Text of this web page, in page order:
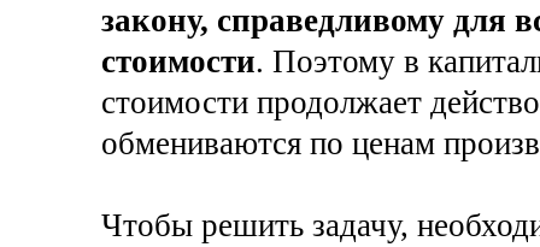
закону, справедливому для
стоимости. Поэтому в
стоимости продолжает
обмениваются по ценам
Чтобы решить задачу,